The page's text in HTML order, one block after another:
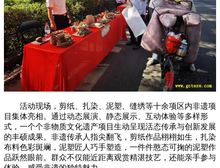
活动现场，剪纸、扎染、泥塑、缝绣等十余项区内非遗项
目集体亮相。通过动态展演、静态展示、互动体验等多样形
式，一个个非物质文化遗产项目生动呈现活态传承与创新发展
的丰硕成果。非遗传承人指尖翻飞，剪纸作品栩栩如生，扎染
布料色彩斑斓，泥塑匠人巧手塑造，一件件憨态可掬的泥塑作
品跃然眼前。群众不仅能近距离观赏精湛技艺，还能亲手参与